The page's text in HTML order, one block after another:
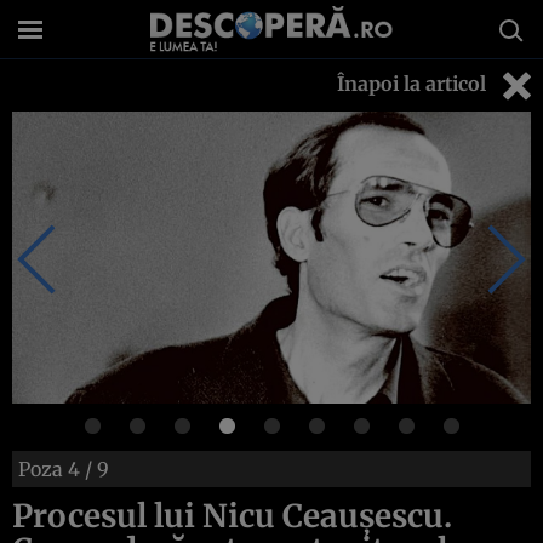
Înapoi la articol
Poza 4 / 9
Procesul lui Nicu Ceauşescu.